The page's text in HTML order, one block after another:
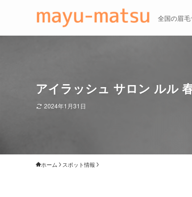
全国の眉
アイラッシュ サロン ルル
2024年1月31日
ホーム スポット情報